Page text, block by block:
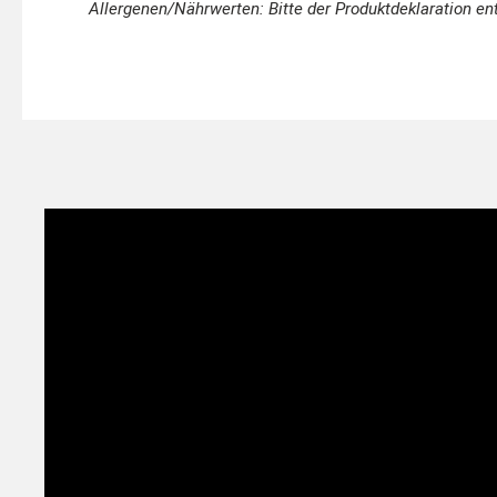
Allergenen/Nährwerten: Bitte der Produktdeklaration